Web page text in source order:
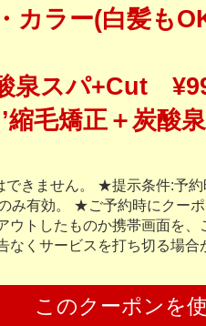
カラー(白髪も
泉スパ+Cut
’縮毛矯正＋炭
きません。 ★提示条件:予
み有効。 ★ご予約時にクー
トしたものか携帯画面を、
くサービスを打ち切る場合
このクーポンを